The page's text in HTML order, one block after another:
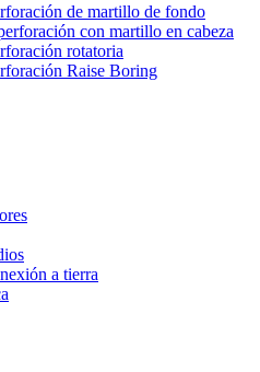
de martillo de fondo
con martillo en cabeza
rotatoria
Raise Boring
a tierra